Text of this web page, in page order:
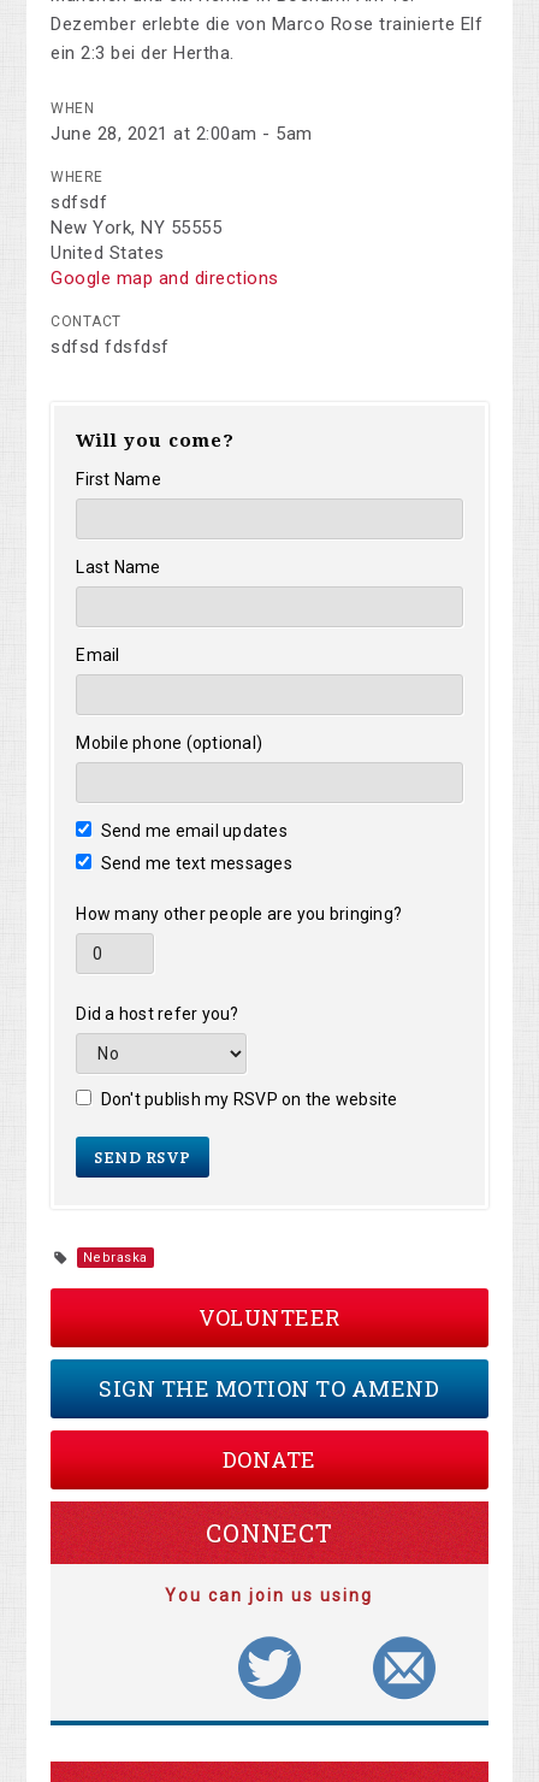
Dezember erlebte die von Marco Rose trainierte Elf
ein 2:3 bei der Hertha.
WHEN
June 28, 2021 at 2:00am - 5am
WHERE
sdfsdf
New York, NY 55555
United States
Google map and directions
CONTACT
sdfsd fdsfdsf
Will you come?
First Name
Last Name
Email
Mobile phone (optional)
Send me email updates
Send me text messages
How many other people are you bringing?
Did a host refer you?
Don't publish my RSVP on the website
Nebraska
VOLUNTEER
SIGN THE MOTION TO AMEND
DONATE
CONNECT
You can join us using